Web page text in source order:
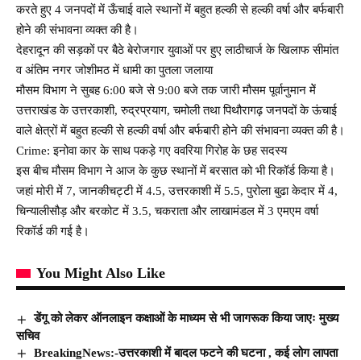
करते हुए 4 जनपदों में ऊँचाई वाले स्थानों में बहुत हल्की से हल्की वर्षा और बर्फबारी
होने की संभावना व्यक्त की है।
देहरादून की सड़कों पर बैठे बेरोजगार युवाओं पर हुए लाठीचार्ज के खिलाफ सीमांत
व अंतिम नगर जोशीमठ में धामी का पुतला जलाया
मौसम विभाग ने सुबह 6:00 बजे से 9:00 बजे तक जारी मौसम पूर्वानुमान मेें
उत्तराखंड के उत्तरकाशी, रुद्रप्रयाग, चमोली तथा पिथौरागढ़ जनपदों के ऊंचाई
वाले क्षेत्रों में बहुत हल्की से हल्की वर्षा और बर्फबारी होने की संभावना व्यक्त की है।
Crime: इनोवा कार के साथ पकड़े गए ववरिया गिरोह के छह सदस्य
इस बीच मौसम विभाग ने आज के कुछ स्थानों में बरसात को भी रिकॉर्ड किया है।
जहां मोरी में 7, जानकीचट्टी में 4.5, उत्तरकाशी में 5.5, पुरोला बुढा केदार में 4,
चिन्यालीसौड़ और बरकोट में 3.5, चकराता और लाखामंडल में 3 एमएम वर्षा
रिकॉर्ड की गई है।
You Might Also Like
डेंगू को लेकर ऑनलाइन कक्षाओं के माध्यम से भी जागरूक किया जाएः मुख्य
सचिव
BreakingNews:-उत्तरकाशी में बादल फटने की घटना , कई लोग लापता